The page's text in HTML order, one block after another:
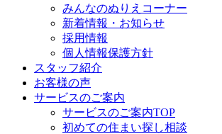
みんなのぬりえコーナー
新着情報・お知らせ
採用情報
個人情報保護方針
スタッフ紹介
お客様の声
サービスのご案内
サービスのご案内TOP
初めての住まい探し相談